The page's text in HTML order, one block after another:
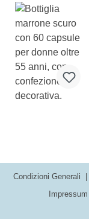
Condizioni Generali
Impressum